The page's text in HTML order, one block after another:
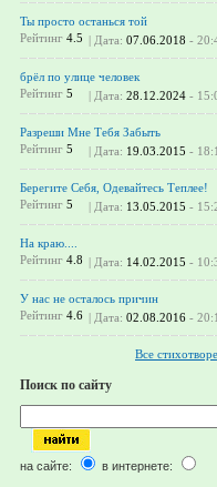
Ты просто останься той
Рейтинг 4.5 | Дата: 07.06.2018 -
брёл по улице человек
Рейтинг 5 | Дата: 28.12.2024 -
Разреши Мне Тебя Забыть
Рейтинг 5 | Дата: 19.03.2015 -
Берегите Себя, Одевайтесь Теплее!
Рейтинг 5 | Дата: 13.05.2015 -
На краю....
Рейтинг 4.8 | Дата: 14.02.2015 -
У нас не осталось причин
Рейтинг 4.6 | Дата: 02.08.2016 -
Все
Поиск по сайту
на сайте: в интернете: